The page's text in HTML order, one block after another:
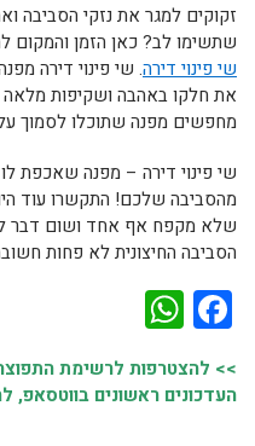
זקוקים למגר את נזקי
שתשימו לב? כאן הזמן והמקום
שי פינוי דירה. שי פינוי דירה
את חלקו באהבה ושקיפות
מחפשים מפנה שתוכלו לסמוך
שי פינוי דירה – מפנה שאכפת
מהסביבה שלכם! התקשרו עוד
שלא מקפח אף אחד ושום דבר לא
הסביבה החיצונית לא פחות
Facebook
>> להצטרפות לרשימת
העדכונים ראשונים בווטסאפ,